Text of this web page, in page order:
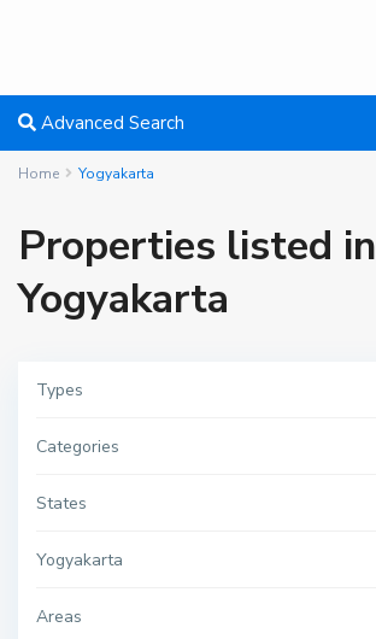
Advanced Search
Home Yogyakarta
Properties listed in
Yogyakarta
Types
Categories
States
Yogyakarta
Areas
g
y